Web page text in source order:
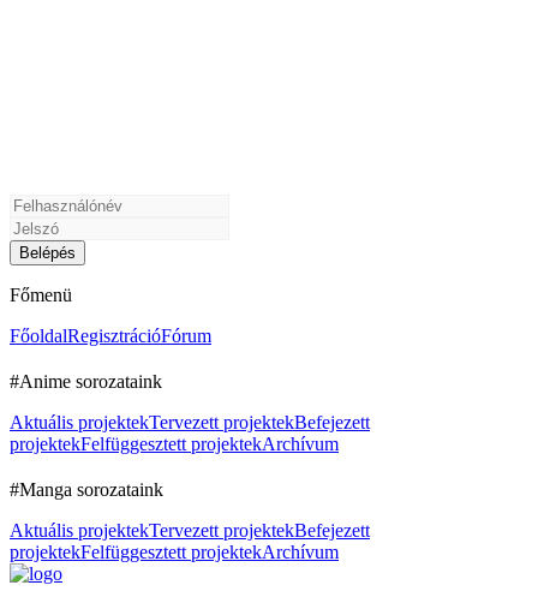
Főmenü
FőoldalRegisztrációFórum
#Anime sorozataink
Aktuális projektekTervezett projektekBefejezett
projektekFelfüggesztett projektekArchívum
#Manga sorozataink
Aktuális projektekTervezett projektekBefejezett
projektekFelfüggesztett projektekArchívum